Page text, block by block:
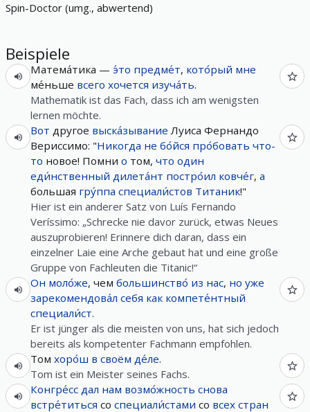
Spin-Doctor (umg., abwertend)
Beispiele
Матема́тика — э́то предме́т, кото́рый мне
ме́ньше всего хочется изуча́ть.
Mathematik ist das Fach, dass ich am wenigsten
lernen möchte.
Вот другое выска́зывание Луиса Фернандо
Вериссимо: "Никогда не бо́йся про́бовать что-
то новое! Помни о том, что один
еди́нственный дилета́нт постро́ил ковче́г, а
большая гру́ппа специали́стов Титаник!"
Hier ist ein anderer Satz von Luís Fernando
Veríssimo: „Schrecke nie davor zurück, etwas Neues
auszuprobieren! Erinnere dich daran, dass ein
einzelner Laie eine Arche gebaut hat und eine große
Gruppe von Fachleuten die Titanic!“
Он моло́же, чем большинство́ из нас, но уже
зарекомендова́л себя как компете́нтный
специали́ст.
Er ist jünger als die meisten von uns, hat sich jedoch
bereits als kompetenter Fachmann empfohlen.
Том хоро́ш в своём де́ле.
Tom ist ein Meister seines Fachs.
Конгре́сс дал нам возмо́жность снова
встре́титься со специали́стами со всех стран